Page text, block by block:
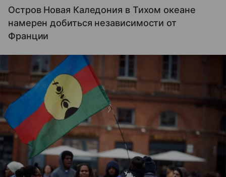
Остров Новая Каледония в Тихом океане
намерен добиться независимости от
Франции